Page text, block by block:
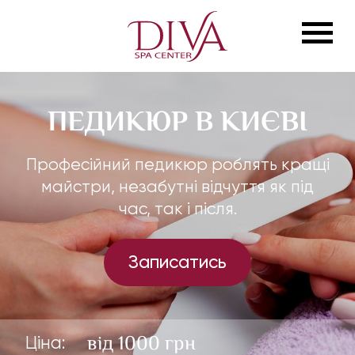
ПЕДИКЮР В КИЄВІ
Професійний педикюр роблять кращі
майстри, незабутні відчуття як під
час, так і після.
Записатись
Ціна: від 1000 грн